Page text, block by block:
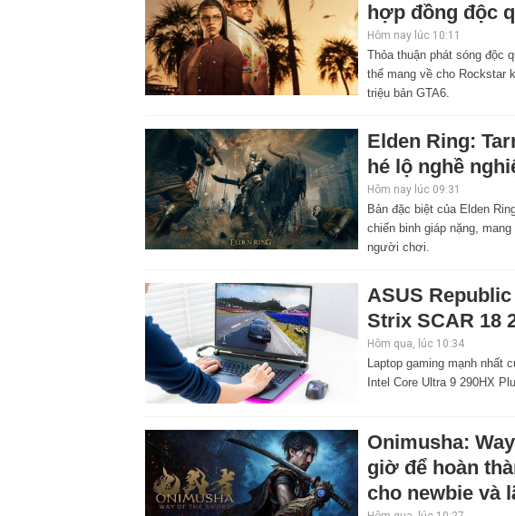
hợp đồng độc
Hôm nay lúc 10:11
Thỏa thuận phát sóng
thể mang về cho Rockstar
triệu bản GTA6.
Elden Ring:
hé lộ nghề
Hôm nay lúc 09:31
Bản đặc biệt của Elden
chiến binh giáp nặng,
người chơi.
ASUS
Strix SCAR 18
Hôm qua, lúc 10:34
Laptop gaming mạnh nhất
Intel Core Ultra 9 290HX
Onimusha:
giờ để hoàn
cho newbie và